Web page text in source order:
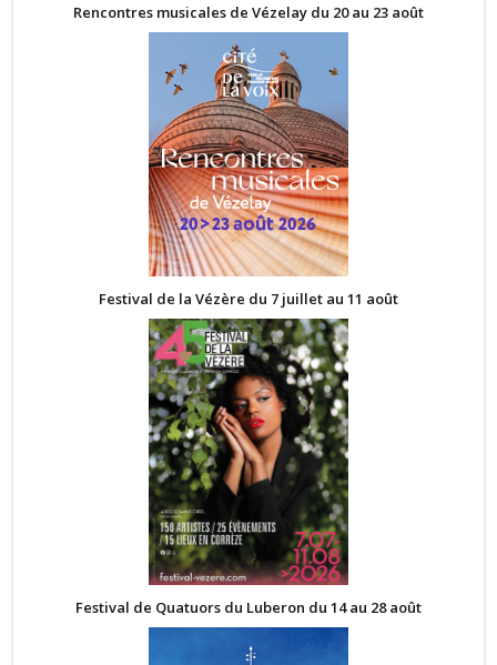
Rencontres musicales de Vézelay du 20 au 23 août
Festival de la Vézère du 7 juillet au 11 août
Festival de Quatuors du Luberon du 14 au 28 août